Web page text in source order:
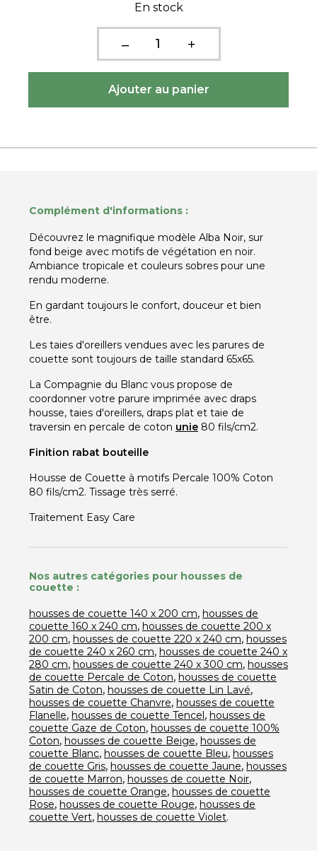
En stock
Complément d'informations :
Découvrez le magnifique modèle Alba Noir, sur
fond beige avec motifs de végétation en noir.
Ambiance tropicale et couleurs sobres pour une
rendu moderne.
En gardant toujours le confort, douceur et bien
être.
Les taies d'oreillers vendues avec les parures de
couette sont toujours de taille standard 65x65.
La Compagnie du Blanc vous propose de
coordonner votre parure imprimée avec draps
housse, taies d'oreillers, draps plat et taie de
traversin en percale de coton unie 80 fils/cm2.
Finition rabat bouteille
Housse de Couette à motifs Percale 100% Coton
80 fils/cm2. Tissage très serré.
Traitement Easy Care
Nos autres catégories pour housses de
couette :
housses de couette 140 x 200 cm, housses de
couette 160 x 240 cm, housses de couette 200 x
200 cm, housses de couette 220 x 240 cm, housses
de couette 240 x 260 cm, housses de couette 240 x
280 cm, housses de couette 240 x 300 cm, housses
de couette Percale de Coton, housses de couette
Satin de Coton, housses de couette Lin Lavé,
housses de couette Chanvre, housses de couette
Flanelle, housses de couette Tencel, housses de
couette Gaze de Coton, housses de couette 100%
Coton, housses de couette Beige, housses de
couette Blanc, housses de couette Bleu, housses
de couette Gris, housses de couette Jaune, housses
de couette Marron, housses de couette Noir,
housses de couette Orange, housses de couette
Rose, housses de couette Rouge, housses de
couette Vert, housses de couette Violet.